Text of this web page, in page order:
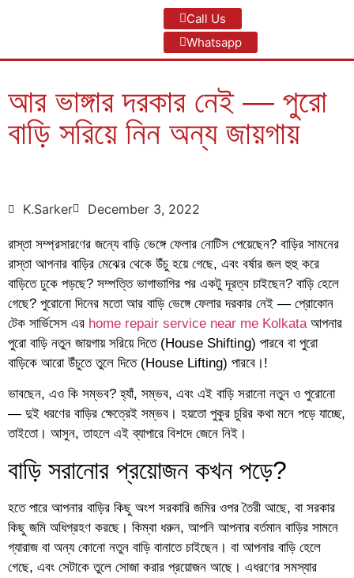
Call Us
Whatsapp
আর ভাঙ্গার দরকার নেই — পুরো
বাড়ি সরিয়ে নিন অন্য জায়গায়
K.Sarker December 3, 2022
রাস্তা সম্প্রসারণের জন্যে বাড়ি ভেঙ্গে ফেলার নোটিস পেয়েছেন? বাড়ির সামনের
রাস্তা আপনার বাড়ির মেঝের থেকে উঁচু হয়ে গেছে, এবং বর্ষার জল হুহু করে
বাড়িতে ঢুকে পড়ছে? সম্পত্তি ভাগাভাগির পর একটু দূরত্ব চাইছেন? বাড়ি হেলে
গেছে? পুরোনো দিনের মতো আর বাড়ি ভেঙ্গে ফেলার দরকার নেই — প্রোকোন
টেক সার্ভিসেস এর home repair service near me Kolkataআপনার
পুরো বাড়ি নতুন জায়গায় সরিয়ে দিতে (House Shifting) পারবে বা পুরো
বাড়িকে আরো উঁচুতে তুলে দিতে (House Lifting) পারবে।!
ভাবছেন, এও কি সম্ভব? হ্যাঁ, সম্ভব, এবং এই বাড়ি সরানো নতুন ও পুরোনো
— দুই ধরণের বাড়ির ক্ষেত্রেই সম্ভব। হয়তো পুকুর চুরির কথা মনে পড়ে যাচ্ছে,
তাইতো। আসুন, তাহলে এই ব্যাপারে বিশদে জেনে নিই।
বাড়ি সরানোর প্রয়োজন কখন পড়ে?
হতে পারে আপনার বাড়ির কিছু অংশ সরকারি জমির ওপর তৈরী আছে, বা সরকার
কিছু জমি অধিগ্রহণ করছে। কিম্বা ধরুন, আপনি আপনার বর্তমান বাড়ির সামনে
গ্যারাজ বা অন্য কোনো নতুন বাড়ি বানাতে চাইছেন। বা আপনার বাড়ি হেলে
গেছে, এবং সেটাকে তুলে সোজা করার প্রয়োজন আছে। এধরণের সমস্যার